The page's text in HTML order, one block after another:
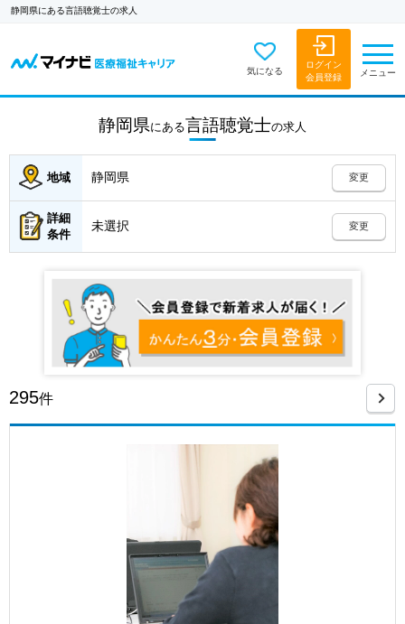
静岡県にある言語聴覚士の求人
気になる
ログイン
会員登録
メニュー
静岡県にある言語聴覚士の求人
地域 静岡県 変更
詳細
条件
未選択 変更
295件